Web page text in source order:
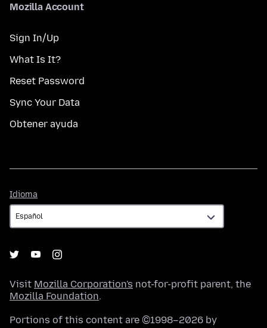
Mozilla Account
Sign In/Up
What Is It?
Reset Password
Sync Your Data
Obtener ayuda
Idioma
Visit Mozilla Corporation's not-for-profit parent, the
Mozilla Foundation.
Portions of this content are ©1998–2026 by